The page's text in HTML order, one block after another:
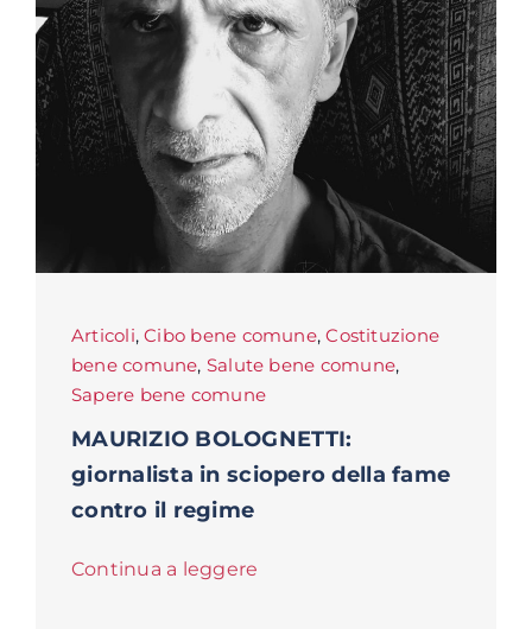
Articoli,Cibo bene comune,Costituzione
bene comune, Salute bene comune,
Sapere bene comune
MAURIZIO BOLOGNETTI:
giornalista in sciopero della fame
contro il regime
Continua a leggere